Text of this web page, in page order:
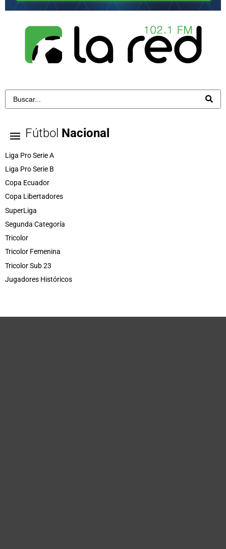
Fútbol Nacional
Liga Pro Serie A
Liga Pro Serie B
Copa Ecuador
Copa Libertadores
SuperLiga
Segunda Categoría
Tricolor
Tricolor Femenina
Tricolor Sub 23
Jugadores Históricos